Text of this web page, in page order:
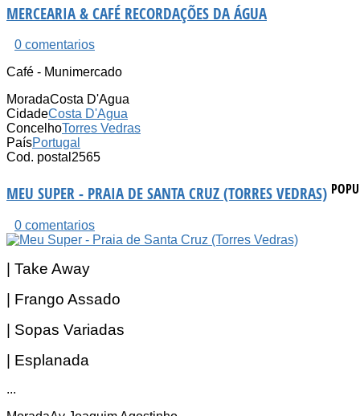
MERCEARIA & CAFÉ RECORDAÇÕES DA ÁGUA
0 comentarios
Café - Munimercado
MoradaCosta D'Agua
CidadeCosta D'Agua
ConcelhoTorres Vedras
PaísPortugal
Cod. postal 2565
MEU SUPER - PRAIA DE SANTA CRUZ (TORRES VEDRAS)
0 comentarios
| Take Away
| Frango Assado
| Sopas Variadas
| Esplanada
...